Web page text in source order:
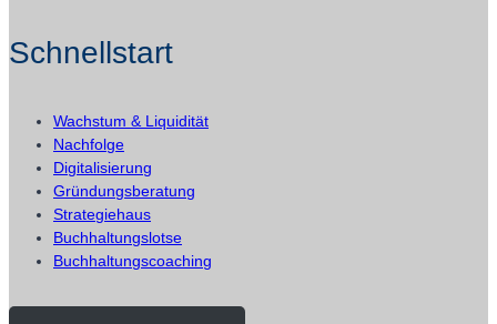
trifft
Schnellstart
Wachstum & Liquidität
Nachfolge
Digitalisierung
Gründungsberatung
Strategiehaus
Buchhaltungslotse
Buchhaltungscoaching